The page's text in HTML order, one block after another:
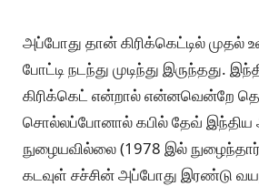
அப்போது தான் கிரிக்கெட்டில்
போட்டி நடந்து முடிந்து இருந்தது.
கிரிக்கெட் என்றால் என்னவென்றே
சொல்லப்போனால் கபில் தேவ் இந்திய
நுழையவில்லை (1978 இல்
கடவுள் சச்சின் அப்போது இரண்டு